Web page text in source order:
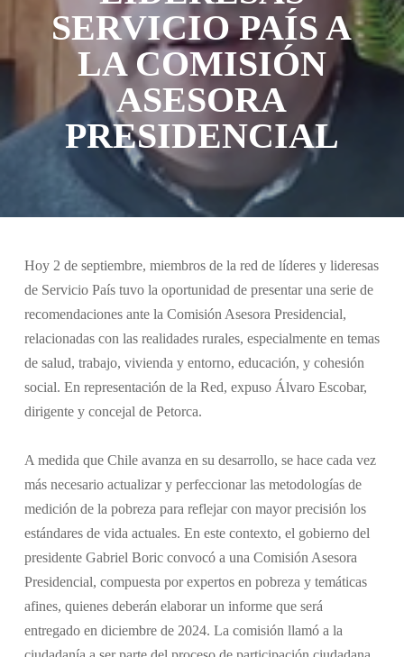
SERVICIO PAÍS A
LA COMISIÓN
ASESORA
PRESIDENCIAL
Hoy 2 de septiembre, miembros de la red de líderes y lideresas
de Servicio País tuvo la oportunidad de presentar una serie de
recomendaciones ante la Comisión Asesora Presidencial,
relacionadas con las realidades rurales, especialmente en temas
de salud, trabajo, vivienda y entorno, educación, y cohesión
social. En representación de la Red, expuso Álvaro Escobar,
dirigente y concejal de Petorca.
A medida que Chile avanza en su desarrollo, se hace cada vez
más necesario actualizar y perfeccionar las metodologías de
medición de la pobreza para reflejar con mayor precisión los
estándares de vida actuales. En este contexto, el gobierno del
presidente Gabriel Boric convocó a una Comisión Asesora
Presidencial, compuesta por expertos en pobreza y temáticas
afines, quienes deberán elaborar un informe que será
entregado en diciembre de 2024. La comisión llamó a la